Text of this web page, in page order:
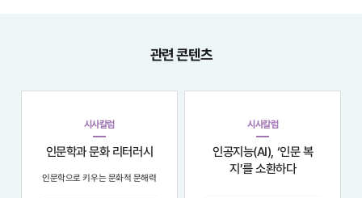
관련 콘텐츠
시사칼럼
인문학과 문화 리터러시
인문학으로 키우는 문화적 문해력
시사칼럼
인공지능(AI), ‘인문 복
지’를 소환하다